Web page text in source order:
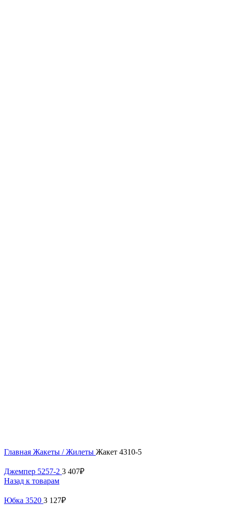
Главная Жакеты / Жилеты Жакет 4310-5
Джемпер 5257-2 3 407₽
Назад к товарам
Юбка 3520 3 127₽